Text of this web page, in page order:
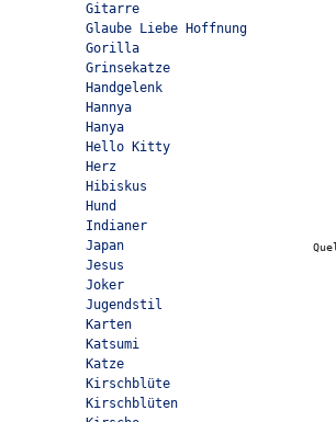
Gitarre
Glaube Liebe Hoffnung
Gorilla
Grinsekatze
Handgelenk
Hannya
Hanya
Hello Kitty
Herz
Hibiskus
Hund
Indianer
Japan
Jesus
Joker
Jugendstil
Karten
Katsumi
Katze
Kirschblüte
Kirschblüten